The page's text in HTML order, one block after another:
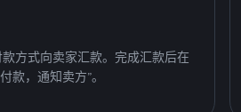
方式向卖家汇款。完成汇款后在
款，通知卖方”。